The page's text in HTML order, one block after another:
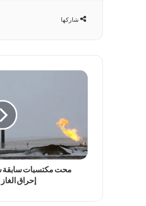
شاركها
محت مكتسبات سابقة
إحراق